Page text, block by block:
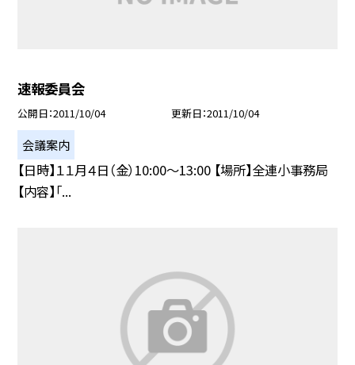
速報委員会
公開日 2011/10/04 更新日 2011/10/04
会議案内
【日時】１１月４日（金）10:00〜13:00 【場所】全連小事務局
【内容】「...